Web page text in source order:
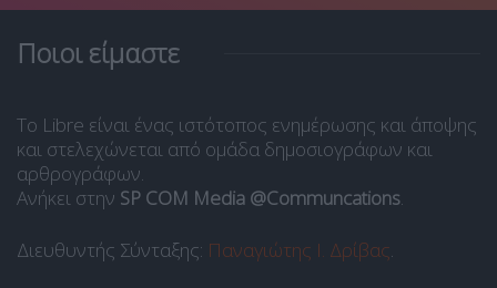
Ποιοι είμαστε
Το Libre είναι ένας ιστότοπος ενημέρωσης και άποψης
και στελεχώνεται από ομάδα δημοσιογράφων και
αρθρογράφων.
Ανήκει στην SP COM Media @Communcations.
Διευθυντής Σύνταξης: Παναγιώτης Ι. Δρίβας.